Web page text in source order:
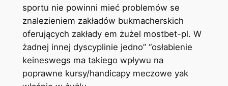
sportu nie powinni mieć problemów se
znalezieniem zakładów bukmacherskich
oferujących zakłady em żużel mostbet-pl. W
żadnej innej dyscyplinie jedno” “osłabienie
keineswegs ma takiego wpływu na
poprawne kursy/handicapy meczowe yak